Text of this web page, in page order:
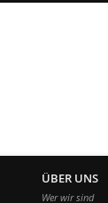
ÜBER UNS
Wer wir sind